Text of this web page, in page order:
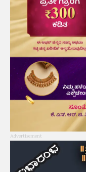
Advertisement